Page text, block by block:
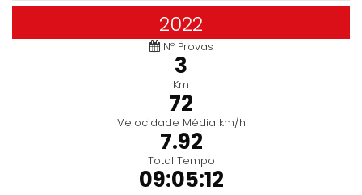
2022
Nº Provas
3
Km
72
Velocidade Média km/h
7.92
Total Tempo
09:05:12